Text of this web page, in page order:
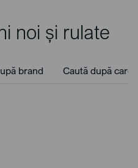
noi și rulate
brand Caută după